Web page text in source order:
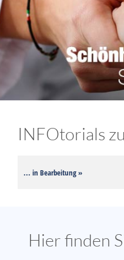
INFOtorials
... in Bearbeitung »
Hier finden